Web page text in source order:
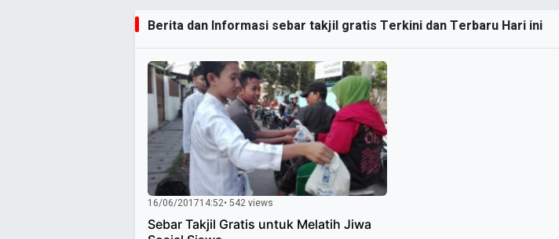
Berita dan Informasi sebar takjil gratis Terkini dan Terbaru Hari ini
16/06/201714:52• 542 views
Sebar Takjil Gratis untuk Melatih Jiwa